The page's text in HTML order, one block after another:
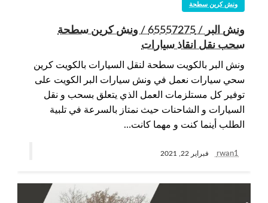
ونش كرين سطحة
ونش البر / 65557275 / ونش كرين سطحة
سحب نقل انقاذ سيارات
ونش البر بالكويت سطحة لنقل السيارات بالكويت كرين
سحي سيارات نعمل في ونش سيارات البر الكويت على
توفير كل مستلزمات العمل الذي يتعلق بسحب و نقل
السيارات و الشاحنات حيث نمتاز بالسرعة في تلبية
الطلب أينما كنت و مهما كانت…
rwan1 فبراير 22, 2021